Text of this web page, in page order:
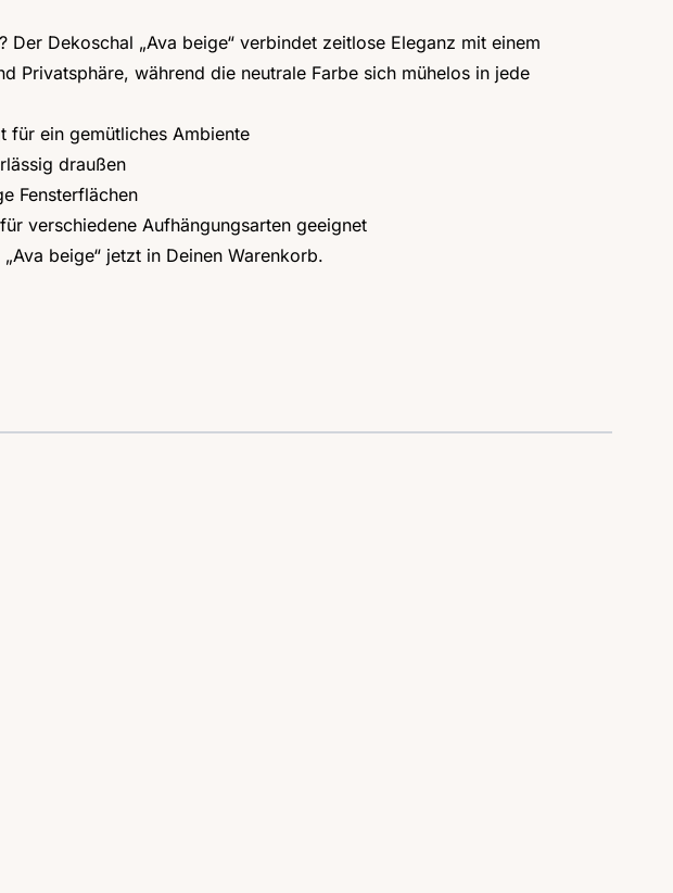
Dekoschal „Ava beige“ verbindet zeitlose Eleganz mit einem
Privatsphäre, während die neutrale Farbe sich mühelos in jede
für ein gemütliches Ambiente
draußen
Fensterflächen
verschiedene Aufhängungsarten geeignet
beige“ jetzt in Deinen Warenkorb.